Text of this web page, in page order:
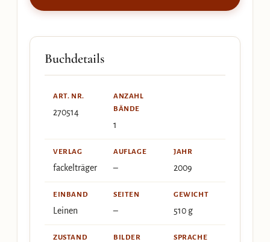
Buchdetails
ART. NR.
270514
ANZAHL
BÄNDE
1
VERLAG
fackelträger
AUFLAGE
–
JAHR
2009
EINBAND
Leinen
SEITEN
–
GEWICHT
510 g
ZUSTAND BILDER SPRACHE